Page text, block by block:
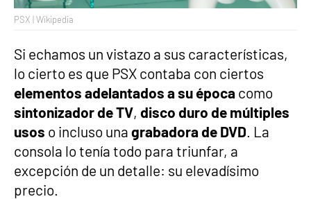
PSX | Wikipedia
Si echamos un vistazo a sus características,
lo cierto es que PSX contaba con ciertos
elementos adelantados a su época como
sintonizador de TV, disco duro de múltiples
usos o incluso una grabadora de DVD. La
consola lo tenía todo para triunfar, a
excepción de un detalle: su elevadísimo
precio.